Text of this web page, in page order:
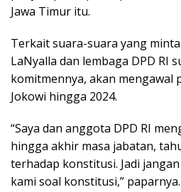
Jawa Timur itu.
Terkait suara-suara yang
LaNyalla dan lembaga DPD RI
komitmennya, akan mengawal
Jokowi hingga 2024.
“Saya dan anggota DPD RI
hingga akhir masa jabatan,
terhadap konstitusi. Jadi
kami soal konstitusi,” paparnya.